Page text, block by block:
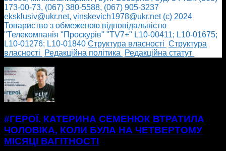
173-00-73, (067) 380-5588, (067) 905-3237
eksklusiv@ukr.net, vinskevich1978@ukr.net (с) 2024
Товариство з обмеженою відповідальністю
"Телекомпанія "Проскурів" "TV7+" L10-00411; L10-01675;
L10-01276; L10-01840 Cтруктура власності Cтруктура
власності
Редакційна політика
Редакційна статут
#ГЕРОЇ. КАТЕРИНА СЕМЕНЮК ВТРАТИЛА
ЧОЛОВІКА, КОЛИ БУЛА НА ЧЕТВЕРТОМУ
МІСЯЦІ ВАГІТНОСТІ